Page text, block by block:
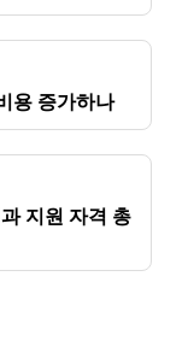
용 증가하나
지원 자격 총